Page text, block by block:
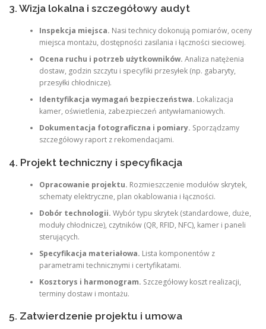
3. Wizja lokalna i szczegółowy audyt
Inspekcja miejsca. Nasi technicy dokonują pomiarów, oceny
miejsca montażu, dostępności zasilania i łączności sieciowej.
Ocena ruchu i potrzeb użytkowników. Analiza natężenia
dostaw, godzin szczytu i specyfiki przesyłek (np. gabaryty,
przesyłki chłodnicze).
Identyfikacja wymagań bezpieczeństwa. Lokalizacja
kamer, oświetlenia, zabezpieczeń antywłamaniowych.
Dokumentacja fotograficzna i pomiary. Sporządzamy
szczegółowy raport z rekomendacjami.
4. Projekt techniczny i specyfikacja
Opracowanie projektu. Rozmieszczenie modułów skrytek,
schematy elektryczne, plan okablowania i łączności.
Dobór technologii. Wybór typu skrytek (standardowe, duże,
moduły chłodnicze), czytników (QR, RFID, NFC), kamer i paneli
sterujących.
Specyfikacja materiałowa. Lista komponentów z
parametrami technicznymi i certyfikatami.
Kosztorys i harmonogram. Szczegółowy koszt realizacji,
terminy dostaw i montażu.
5. Zatwierdzenie projektu i umowa